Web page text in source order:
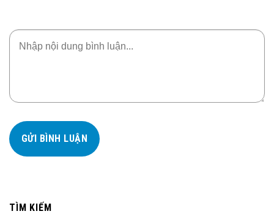
TÌM KIẾM